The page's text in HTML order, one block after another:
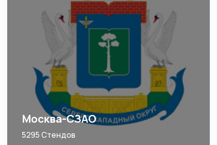
Москва-СЗАО
5295 Стендов